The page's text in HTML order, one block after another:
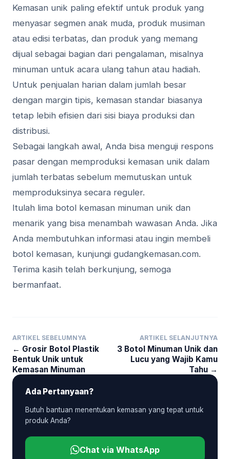
Kemasan unik paling efektif untuk produk yang
menyasar segmen anak muda, produk musiman
atau edisi terbatas, dan produk yang memang
dijual sebagai bagian dari pengalaman, misalnya
minuman untuk acara ulang tahun atau hadiah.
Untuk penjualan harian dalam jumlah besar
dengan margin tipis, kemasan standar biasanya
tetap lebih efisien dari sisi biaya produksi dan
distribusi.
Sebagai langkah awal, Anda bisa menguji respons
pasar dengan memproduksi kemasan unik dalam
jumlah terbatas sebelum memutuskan untuk
memproduksinya secara reguler.
Itulah lima botol kemasan minuman unik dan
menarik yang bisa menambah wawasan Anda. Jika
Anda membutuhkan informasi atau ingin membeli
botol kemasan, kunjungi gudangkemasan.com.
Terima kasih telah berkunjung, semoga
bermanfaat.
ARTIKEL SEBELUMNYA
← Grosir Botol Plastik
Bentuk Unik untuk
Kemasan Minuman
ARTIKEL SELANJUTNYA
3 Botol Minuman Unik dan
Lucu yang Wajib Kamu
Tahu →
Ada Pertanyaan?
Butuh bantuan menentukan kemasan yang tepat untuk
produk Anda?
Chat via WhatsApp